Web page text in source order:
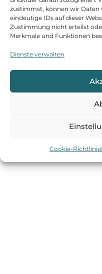
zustimmst, können wir Daten
eindeutige IDs auf dieser
Zustimmung nicht erteilst
Merkmale und Funktionen
Dienste verwalten
Cookie-Richtlinie
IMPRESSUM